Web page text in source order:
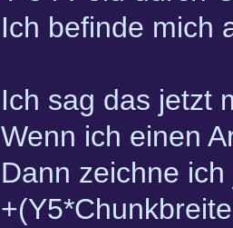
Ich befinde mich
Ich sag das jetzt
Wenn ich einen
Dann zeichne